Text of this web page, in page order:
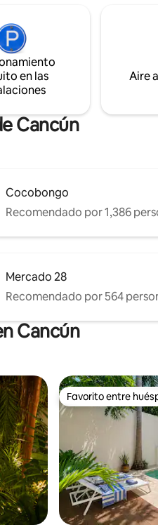
en las
Aire
Cancún
Cocobongo
Recomendado por 1,386
Mercado 28
Recomendado por 564
Cancún
Favorito entre
Favorito entre